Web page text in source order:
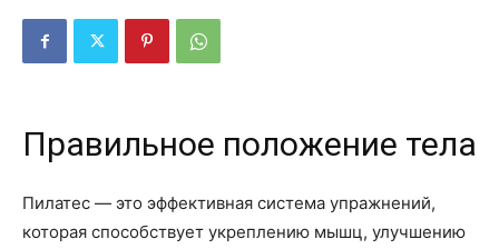
Правильное положение тела
Пилатес — это эффективная система упражнений,
которая способствует укреплению мышц, улучшению